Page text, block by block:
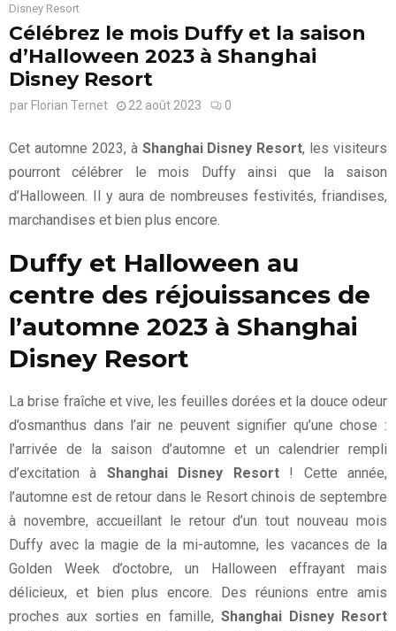
Disney Resort
Célébrez le mois Duffy et la saison
d’Halloween 2023 à Shanghai
Disney Resort
par Florian Ternet 22 août 2023 0
Cet automne 2023, à Shanghai Disney Resort, les visiteurs
pourront célébrer le mois Duffy ainsi que la saison
d’Halloween. Il y aura de nombreuses festivités, friandises,
marchandises et bien plus encore.
Duffy et Halloween au
centre des réjouissances de
l’automne 2023 à Shanghai
Disney Resort
La brise fraîche et vive, les feuilles dorées et la douce odeur
d’osmanthus dans l’air ne peuvent signifier qu’une chose :
l’arrivée de la saison d’automne et un calendrier rempli
d’excitation à Shanghai Disney Resort! Cette année,
l’automne est de retour dans le Resort chinois de septembre
à novembre, accueillant le retour d’un tout nouveau mois
Duffy avec la magie de la mi-automne, les vacances de la
Golden Week d’octobre, un Halloween effrayant mais
délicieux, et bien plus encore. Des réunions entre amis
proches aux sorties en famille, Shanghai Disney Resort